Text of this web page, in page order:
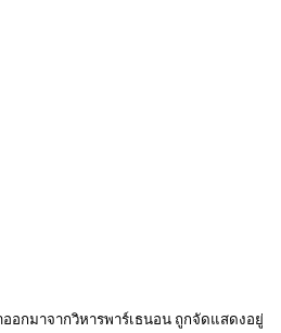
อกมาจากวิหารพาร์เธนอน ถูกจัดแสดงอยู่